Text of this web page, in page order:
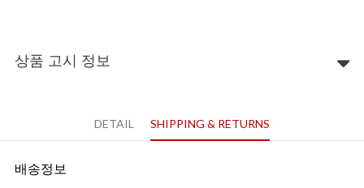
상품 고시 정보
DETAIL SHIPPING & RETURNS
배송정보